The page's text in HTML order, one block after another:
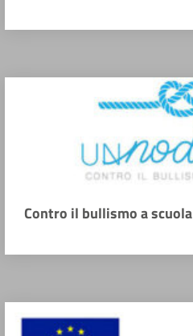
Contro il bullismo a scuola